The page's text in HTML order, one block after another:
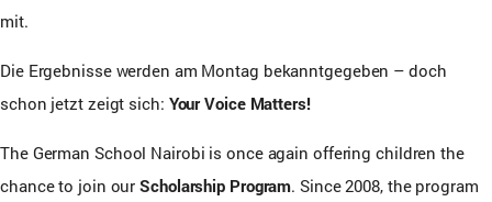
mit.
Die Ergebnisse werden am Montag bekanntgegeben – doch
schon jetzt zeigt sich: Your Voice Matters!
The German School Nairobi is once again offering children the
chance to join ourScholarship Program. Since 2008, the program